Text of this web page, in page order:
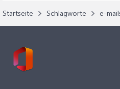
Startseite Schlagworte e-